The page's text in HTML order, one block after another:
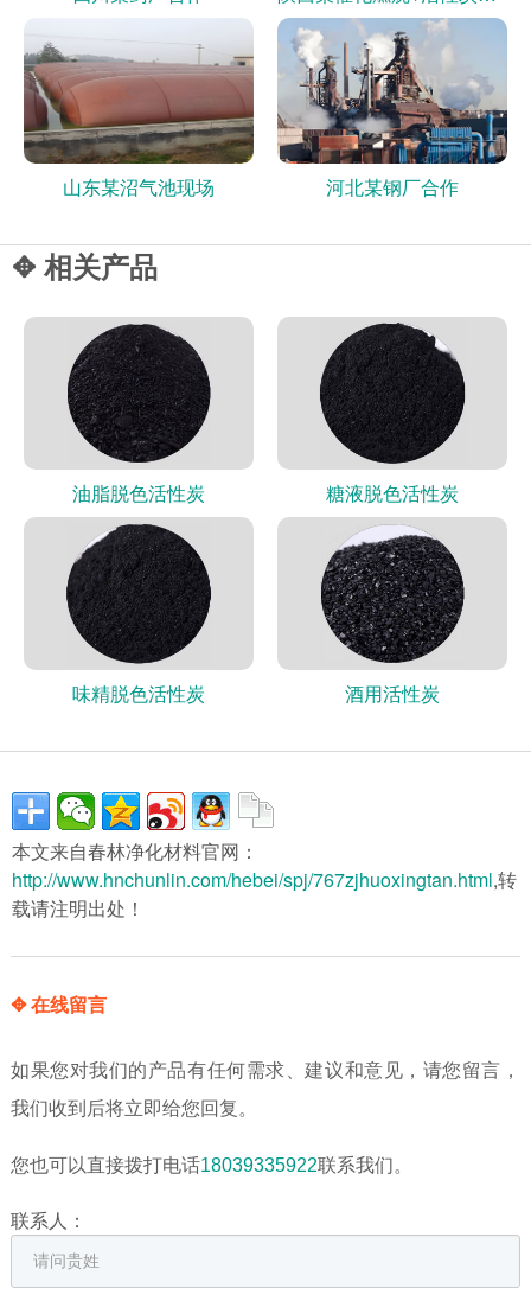
山东某沼气池现场 河北某钢厂合作
✥ 相关产品
油脂脱色活性炭 糖液脱色活性炭
味精脱色活性炭 酒用活性炭
本文来自春林净化材料官网：
http://www.hnchunlin.com/hebei/spj/767zjhuoxingtan.html,转
载请注明出处！
✥ 在线留言
如果您对我们的产品有任何需求、建议和意见，请您留言，
我们收到后将立即给您回复。
您也可以直接拨打电话18039335922联系我们。
联系人：